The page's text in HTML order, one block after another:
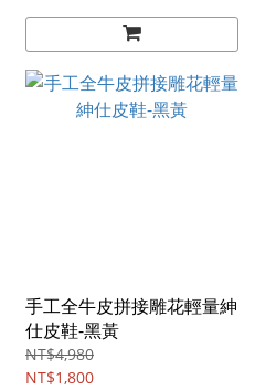
手工全牛皮拼接雕花輕量紳
仕皮鞋-黑黃
NT$4,980
NT$1,800